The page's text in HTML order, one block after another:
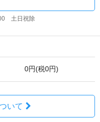
土日祝除
0円(税0円)
いて